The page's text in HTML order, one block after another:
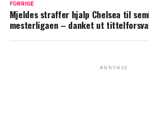
FORRIGE
Mjeldes straffer hjalp Chelsea til
mesterligaen – danket ut
ANNONSE